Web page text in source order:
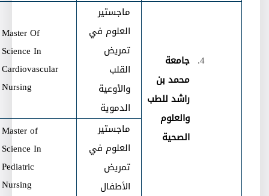
جامعة
محمد بن
راشد للطب
والعلوم
الصحية
ماجستير
العلوم في
تمريض
القلب
والأوعية
الدموية
Master Of
Science In
Cardiovascular
Nursing
ماجستير
العلوم في
تمريض
الأطفال
Master of
Science In
Pediatric
Nursing